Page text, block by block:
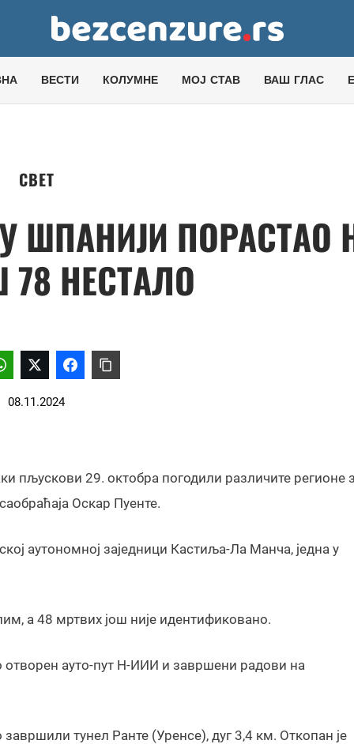
ВЕСТИ КОЛУМНЕ МОЈ СТАВ ВАШ ГЛАС
СВЕТ
ШПАНИЈИ ПОРАСТАО
78 НЕСТАЛО
08.11.2024
пљускови 29. октобра погодили различите регионе
Оскар Пуенте.
аутономној заједници Кастиља-Ла Манча, једна у
а 48 мртвих још није идентификовано.
отворен ауто-пут Н-ИИИ и завршени радови на
тунел Ранте (Уренсе), дуг 3,4 км. Откопан је